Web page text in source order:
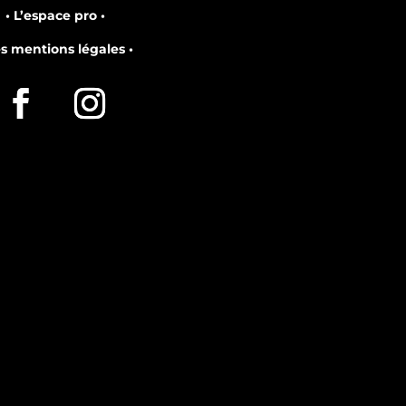
• L’espace pro •
mentions légales •